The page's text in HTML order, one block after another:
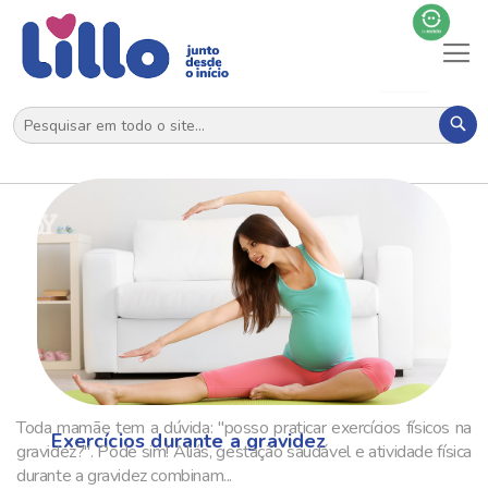
Exercícios durante a gravidez
Toda mamãe tem a dúvida: "posso praticar exercícios físicos na
gravidez?". Pode sim! Aliás, gestação saudável e atividade física
durante a gravidez combinam...